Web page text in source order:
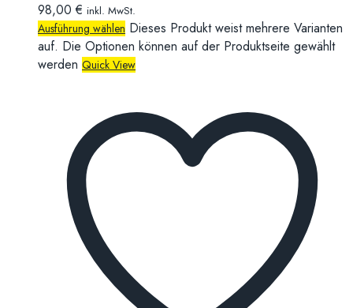
98,00€ inkl. MwSt.
Ausführung wählen Dieses Produkt weist mehrere Varianten
auf. Die Optionen können auf der Produktseite gewählt
werden Quick View